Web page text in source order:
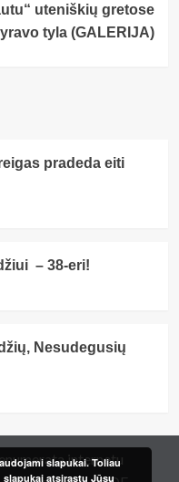
uteniškių gretose
tyla (GALERIJA)
pradeda eiti
– 38-eri!
Nesudegusių
internetu
slapukai. Toliau
slapukai atsirastų Jūsų